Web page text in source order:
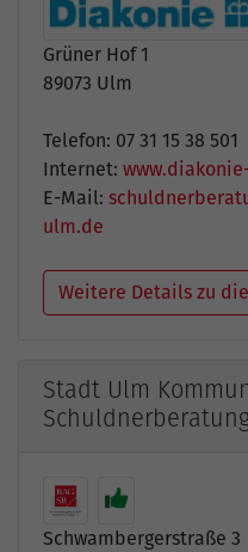
Grüner Hof 1
89073 Ulm
Telefon: 07 31 15 38 501
Internet:
E-Mail:
ulm.de
Weitere Details zu
Stadt Ulm
Schwambergerstraße 3